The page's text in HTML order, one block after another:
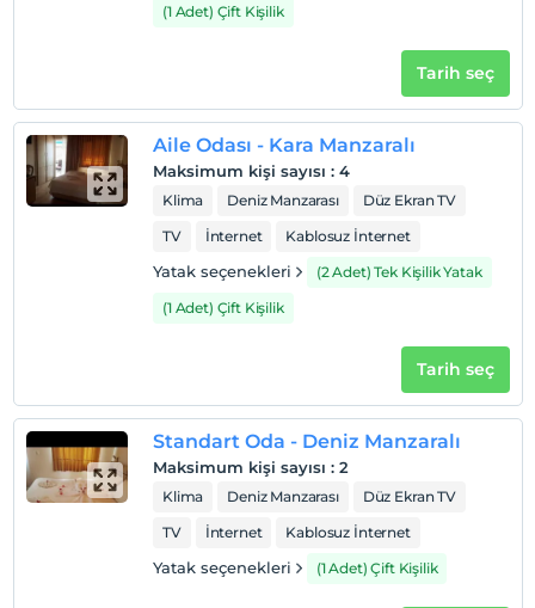
Sigara içilen alanlar var
Her bir oda için 6 yaşına kadar 1 çocuk ücretsizdir
(1 Adet) Çift Kişilik
Tarih seç
Aile Odası - Kara Manzaralı
Maksimum kişi sayısı : 4
Klima Deniz Manzarası
Düz Ekran TV
TV
İnternet Kablosuz İnternet
Yatak seçenekleri
(2 Adet) Tek Kişilik Yatak
(1 Adet) Çift Kişilik
Tarih seç
Standart Oda - Deniz Manzaralı
Maksimum kişi sayısı : 2
Klima Deniz Manzarası
Düz Ekran TV
TV
İnternet Kablosuz İnternet
Yatak seçenekleri (1 Adet) Çift Kişilik